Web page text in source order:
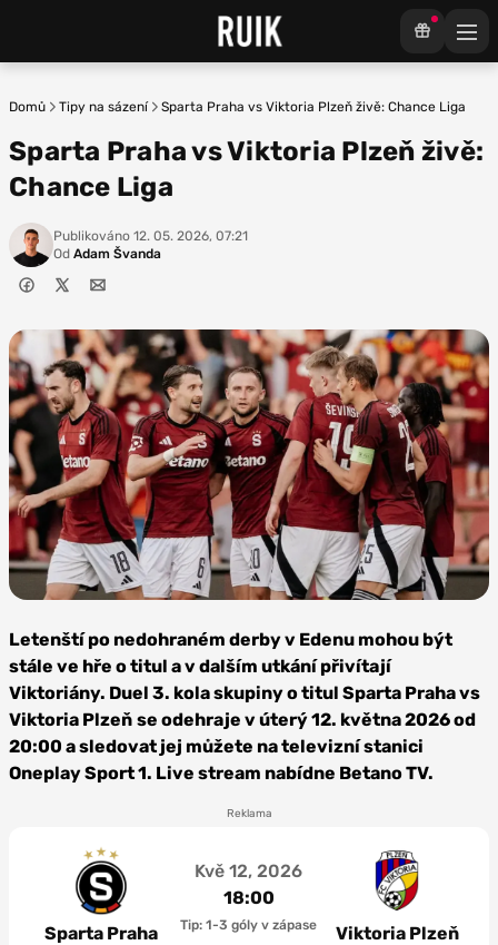
Domů Tipy na sázení Sparta Praha vs Viktoria Plzeň živě: Chance Liga
Sparta Praha vs Viktoria Plzeň živě:
Chance Liga
Publikováno 12. 05. 2026, 07:21
Od Adam Švanda
Sparta Praha
Letenští po nedohraném derby v Edenu mohou být
stále ve hře o titul a v dalším utkání přivítají
Viktoriány. Duel 3. kola skupiny o titul Sparta Praha vs
Viktoria Plzeň se odehraje v úterý 12. května 2026 od
20:00 a sledovat jej můžete na televizní stanici
Oneplay Sport 1. Live stream nabídne Betano TV.
Reklama
Sparta Praha
Kvě 12, 2026
18:00
Tip: 1-3 góly v zápase Viktoria Plzeň